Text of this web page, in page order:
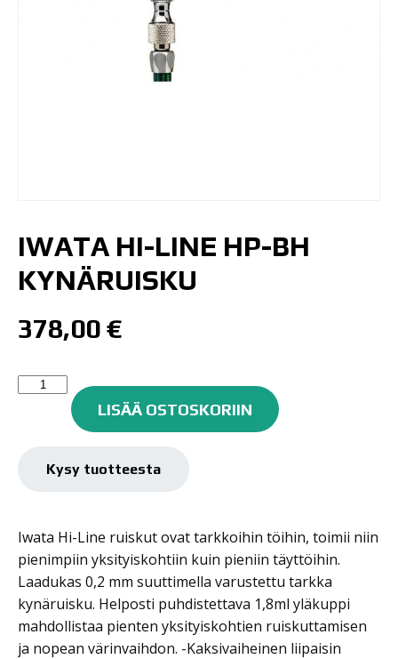
IWATA HI-LINE HP-BH
KYNÄRUISKU
378,00 €
Iwata
LISÄÄ OSTOSKORIIN
Kysy tuotteesta
Iwata Hi-Line ruiskut ovat tarkkoihin töihin, toimii niin
pienimpiin yksityiskohtiin kuin pieniin täyttöihin.
Laadukas 0,2 mm suuttimella varustettu tarkka
kynäruisku. Helposti puhdistettava 1,8ml yläkuppi
mahdollistaa pienten yksityiskohtien ruiskuttamisen
ja nopean värinvaihdon. -Kaksivaiheinen liipaisin